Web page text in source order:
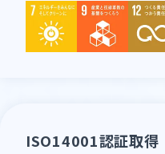
ISO14001認証取得